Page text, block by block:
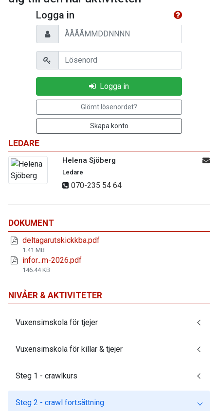
LEDARE
Helena Sjöberg
Ledare
070-235 54 64
DOKUMENT
deltagarutskickkba.pdf
1.41 MB
infor...m-2026.pdf
146.44 KB
Logga in
Personnummer
Lösenord
Logga in
Glömt lösenordet?
Skapa konto
NIVÅER & AKTIVITETER
Vuxensimskola för tjejer
Vuxensimskola för killar & tjejer
Steg 1 - crawlkurs
Steg 2 - crawl fortsättning